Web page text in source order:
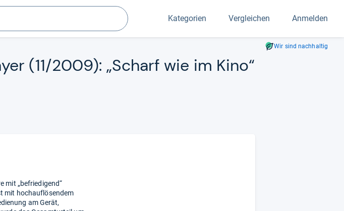
Suchen
Kategorien Vergleichen Anmelden
Wir sind nachhaltig
(11/2009): „Scharf wie im Kino“
mit „befriedigend“
mit hochauflösendem
am Gerät,